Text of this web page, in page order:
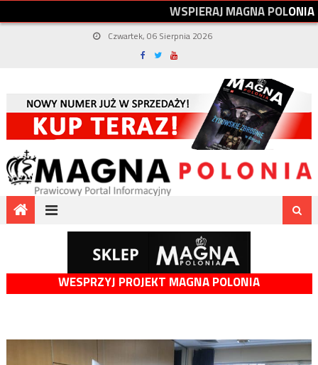
WSPIERAJMAGNAPOLONIA
Czwartek, 06 Sierpnia 2026
WESPRZYJ PROJEKT MAGNA POLONIA